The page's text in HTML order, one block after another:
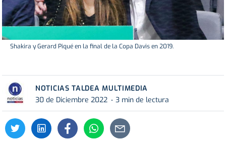
Shakira y Gerard Piqué en la final de la Copa Davis en 2019.
NOTICIAS TALDEA MULTIMEDIA
30 de Diciembre 2022
3 min de lectura